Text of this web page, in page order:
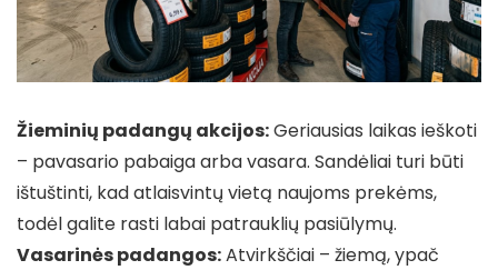
Žieminių padangų akcijos:Geriausias laikas ieškoti
– pavasario pabaiga arba vasara. Sandėliai turi būti
ištuštinti, kad atlaisvintų vietą naujoms prekėms,
todėl galite rasti labai patrauklių pasiūlymų.
Vasarinės padangos:Atvirkščiai – žiemą, ypač